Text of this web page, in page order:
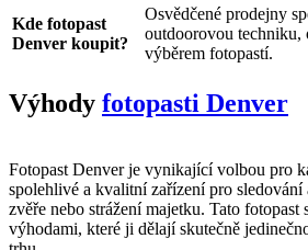
Kde fotopast
Denver koupit?
Osvědčené prodejny
outdoorovou techniku,
výběrem fotopastí.
Výhody fotopasti Denver
Fotopast Denver je vynikající volbou pro
spolehlivé a kvalitní zařízení pro
zvěře nebo strážení majetku. Tato fotopast
výhodami, které ji dělají skutečně